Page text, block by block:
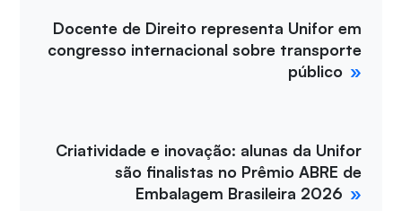
Docente de Direito representa Unifor em
congresso internacional sobre transporte
público
Criatividade e inovação: alunas da Unifor
são finalistas no Prêmio ABRE de
Embalagem Brasileira 2026